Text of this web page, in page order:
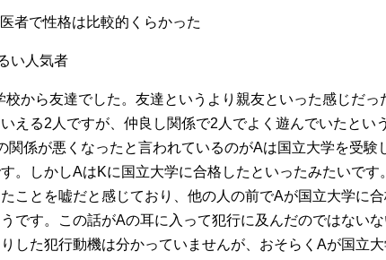
者で性格は比較的くらかった
い人気者
校から友達でした。友達というより親友といった感じだっ
える2人ですが、仲良し関係で2人でよく遊んでいたとい
関係が悪くなったと言われているのがAは国立大学を受験
。しかしAはKに国立大学に合格したといったみたいです
ことを嘘だと感じており、他の人の前でAが国立大学に
です。この話がAの耳に入って犯行に及んだのではない
した犯行動機は分かっていませんが、おそらくAが国立